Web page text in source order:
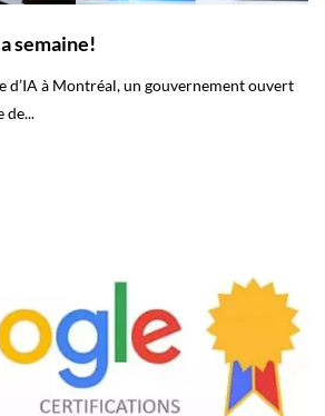
semaine!
d’IA à Montréal, un gouvernement ouvert
de...